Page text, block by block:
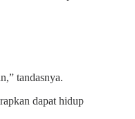
tandasnya.
dapat hidup